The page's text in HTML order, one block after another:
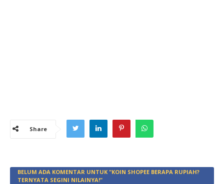
Share
BELUM ADA KOMENTAR UNTUK "KOIN SHOPEE BERAPA RUPIAH?
TERNYATA SEGINI NILAINYA!"